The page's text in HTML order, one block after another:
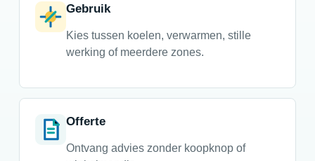
Gebruik
Kies tussen koelen, verwarmen, stille
werking of meerdere zones.
Offerte
Ontvang advies zonder koopknop of